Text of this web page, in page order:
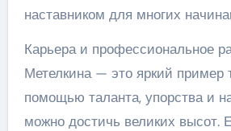
наставником для многих
Карьера и профессиональное
Метелкина — это яркий пример
помощью таланта, упорства и
можно достичь великих высот.